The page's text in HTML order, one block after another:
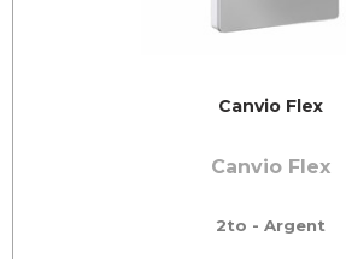
Canvio Flex
Canvio Flex
2to - Argent